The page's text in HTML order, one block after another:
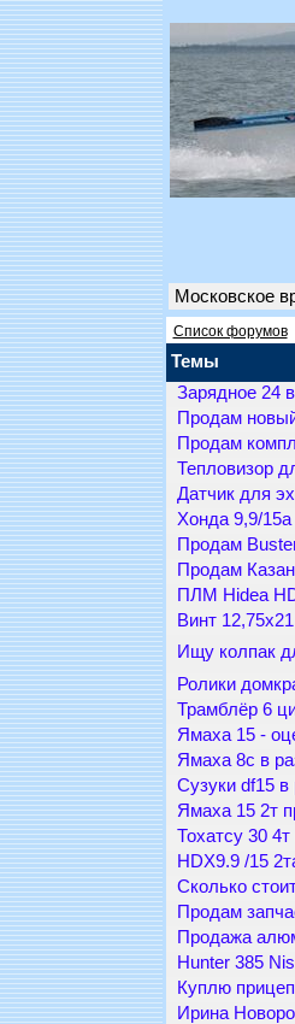
Московское
Список форумов
Темы
Зарядное 24
Продам
Продам
Тепловизор
Датчик для
Хонда 9,9/15а
Продам
Продам
ПЛМ Hidea
Винт
Ищу колпак
Ролики
Трамблёр 6
Ямаха 15 -
Ямаха 8с в
Сузуки df15 в
Ямаха 15 2т
Тохатсу 30
HDX9.9 /15
Сколько
Продам
Продажа
Hunter 385
Куплю
Ирина